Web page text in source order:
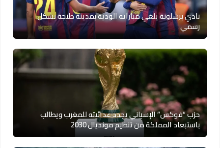
نادي برشلونة يلغي مباراته الودية بمدينة طنجة بشكل
رسمي
حزب “فوكس” الإسباني يجدد عدائيته للمغرب ويطالب
باستبعاد المملكة من تنظيم مونديال 2030